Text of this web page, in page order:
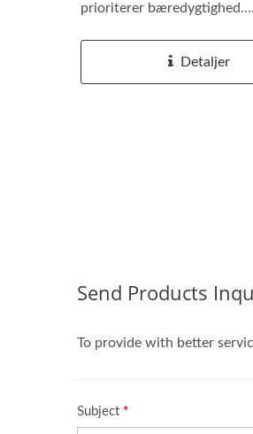
prioriterer bæredygtighed....
Detaljer